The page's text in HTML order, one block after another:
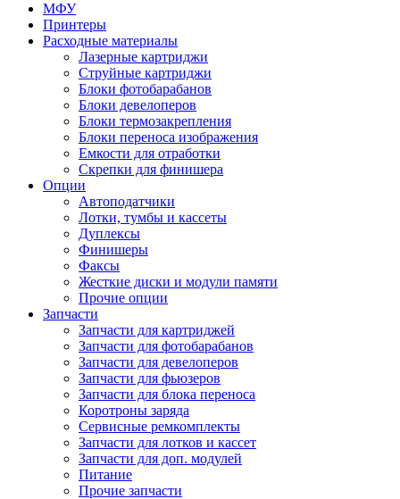
МФУ
Принтеры
Расходные материалы
Лазерные картриджи
Струйные картриджи
Блоки фотобарабанов
Блоки девелоперов
Блоки термозакрепления
Блоки переноса изображения
Емкости для отработки
Скрепки для финишера
Опции
Автоподатчики
Лотки, тумбы и кассеты
Дуплексы
Финишеры
Факсы
Жесткие диски и модули памяти
Прочие опции
Запчасти
Запчасти для картриджей
Запчасти для фотобарабанов
Запчасти для девелоперов
Запчасти для фьюзеров
Запчасти для блока переноса
Коротроны заряда
Сервисные ремкомплекты
Запчасти для лотков и кассет
Запчасти для доп. модулей
Питание
Прочие запчасти